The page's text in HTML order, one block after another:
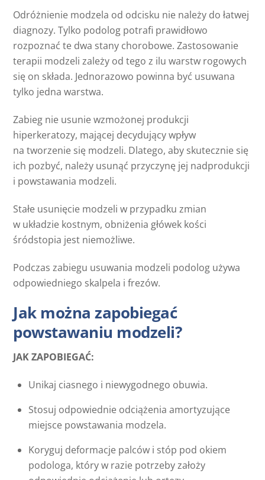
Odróżnienie modzela od odcisku nie należy do łatwej
diagnozy. Tylko podolog potrafi prawidłowo
rozpoznać te dwa stany chorobowe. Zastosowanie
terapii modzeli zależy od tego z ilu warstw rogowych
się on składa. Jednorazowo powinna być usuwana
tylko jedna warstwa.
Zabieg nie usunie wzmożonej produkcji
hiperkeratozy, mającej decydujący wpływ
na tworzenie się modzeli. Dlatego, aby skutecznie się
ich pozbyć, należy usunąć przyczynę jej nadprodukcji
i powstawania modzeli.
Stałe usunięcie modzeli w przypadku zmian
w układzie kostnym, obniżenia główek kości
śródstopia jest niemożliwe.
Podczas zabiegu usuwania modzeli podolog używa
odpowiedniego skalpela i frezów.
Jak można zapobiegać
powstawaniu modzeli?
JAK ZAPOBIEGAĆ:
Unikaj ciasnego i niewygodnego obuwia.
Stosuj odpowiednie odciążenia amortyzujące
miejsce powstawania modzela.
Koryguj deformacje palców i stóp pod okiem
podologa, który w razie potrzeby założy